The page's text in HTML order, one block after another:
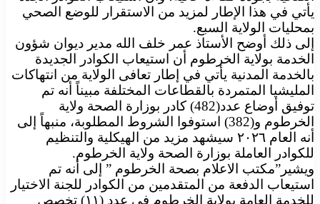
يأتي في هذا الإطار لمزيد من الاستقرار للوضع الصحي
بمحليات الولاية السبع.
إلى ذلك أوضح الأستاذ عمر خلف الله مدير ديوان شؤون
الخدمة بولاية الخرطوم أن استيعاب الكوادر الجديدة
بالخدمة المدنية يأتي في إطار تعافى الولاية من انتهاكات
المليشيا المتمردة بالقطاعات المختلفة مبيناً أنه تم
توفيق أوضاع عدد(482) كادر بوزارة الصحة ولاية
الخرطوم و(382) استوفوا الشروط المطلوبة، منبهاً إلى
أنه العام ٢٠٢٦ سيشهد مزيد من الهيكلية والتنظيم
للكوادر العاملة بوزارة الصحة ولاية الخرطوم.
ويشير”مكتب الاعلام بصحة الخرطوم ” إلى أنه تم
استيعاب الدفعة من المتقدمين من الكوادر للجنة الاختيار
للخدمة العامة بولاية الخرطوم في عدد (١١) تخصص